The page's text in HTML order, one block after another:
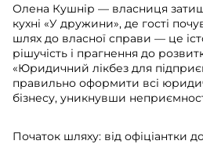
Олена Кушнір — власниця
кухні «У дружини», де гості
шлях до власної справи — це
рішучість і прагнення до
«Юридичний лікбез для
правильно оформити всі
бізнесу, уникнувши
Початок шляху: від офіціантки